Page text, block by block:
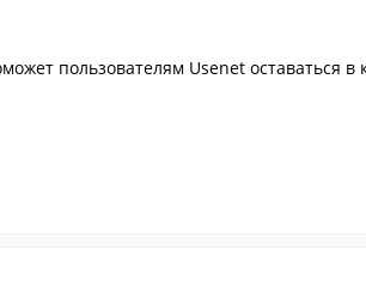
пользователям Usenet оставаться в